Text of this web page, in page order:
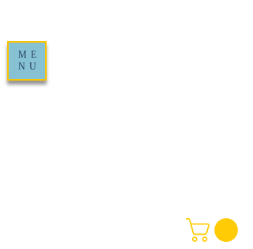
ME
NU